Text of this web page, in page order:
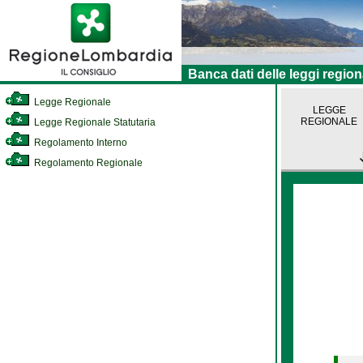
Banca dati delle leggi
Legge Regionale
Legge Regionale Statutaria
Regolamento Interno
Regolamento Regionale
LEGGE
REGIONALE